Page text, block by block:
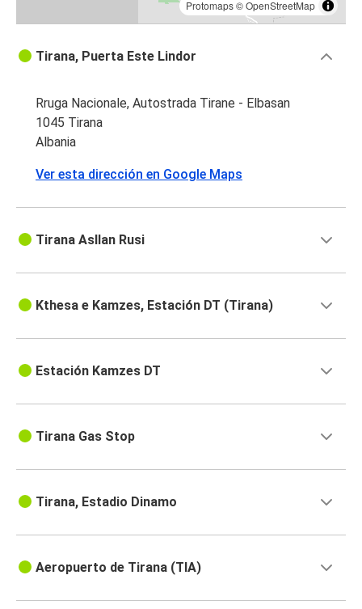
Protomaps©OpenStreetMap
Tirana, Puerta Este Lindor
Rruga Nacionale, Autostrada Tirane - Elbasan
1045 Tirana
Albania
Ver esta dirección en Google Maps
Tirana Asllan Rusi
Kthesa e Kamzes, Estación DT (Tirana)
Estación Kamzes DT
Tirana Gas Stop
Tirana, Estadio Dinamo
Aeropuerto de Tirana (TIA)